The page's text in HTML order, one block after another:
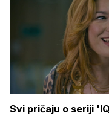
Svi pričaju o seriji